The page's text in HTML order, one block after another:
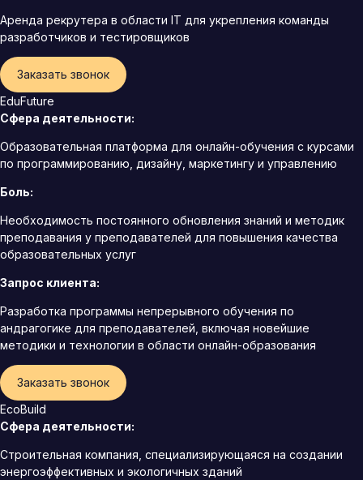
Аренда рекрутера в области IT для укрепления команды
разработчиков и тестировщиков
Заказать звонок
EduFuture
Сфера деятельности:
Образовательная платформа для онлайн-обучения с курсами
по программированию, дизайну, маркетингу и управлению
Боль:
Необходимость постоянного обновления знаний и методик
преподавания у преподавателей для повышения качества
образовательных услуг
Запрос клиента:
Разработка программы непрерывного обучения по
андрагогике для преподавателей, включая новейшие
методики и технологии в области онлайн-образования
Заказать звонок
EcoBuild
Сфера деятельности:
Строительная компания, специализирующаяся на создании
энергоэффективных и экологичных зданий